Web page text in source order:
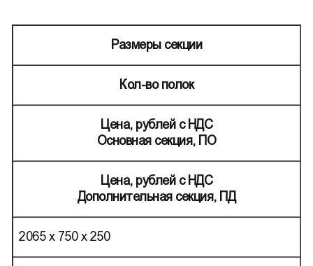
Размеры секции
Кол-во полок
Цена, рублей с НДС
Основная секция, ПО
Цена, рублей с НДС
Дополнительная секция, ПД
2065 х 750 х 250